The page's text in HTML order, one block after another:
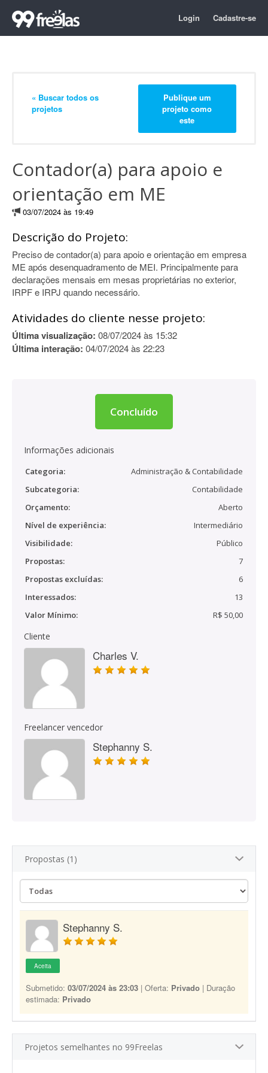
Login Cadastre-se
« Buscar todos os
projetos
Publique um
projeto como
este
Contador(a) para apoio e
orientação em ME
03/07/2024 às 19:49
Descrição do Projeto:
Preciso de contador(a) para apoio e orientação em empresa
ME após desenquadramento de MEI. Principalmente para
declarações mensais em mesas proprietárias no exterior,
IRPF e IRPJ quando necessário.
Atividades do cliente nesse projeto:
Última visualização: 08/07/2024 às 15:32
Última interação: 04/07/2024 às 22:23
Concluído
Informações adicionais
Categoria:
Administração & Contabilidade
Subcategoria:
Contabilidade
Orçamento:
Aberto
Nível de experiência:
Intermediário
Visibilidade:
Público
Propostas:
7
Propostas excluídas:
6
Interessados:
13
Valor Mínimo:
R$ 50,00
Cliente
Charles V.
Freelancer vencedor
Stephanny S.
Propostas (1)
Stephanny S.
Aceita
Submetido: 03/07/2024 às 23:03 | Oferta: Privado | Duração
estimada: Privado
Projetos semelhantes no 99Freelas